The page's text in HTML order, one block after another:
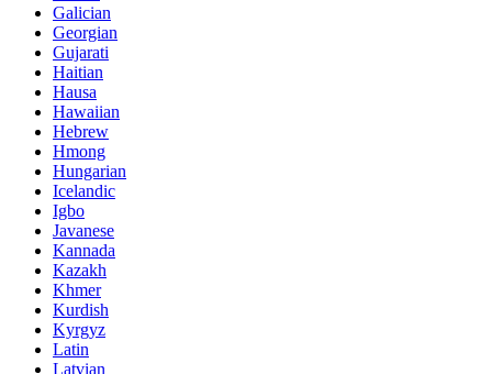
Galician
Georgian
Gujarati
Haitian
Hausa
Hawaiian
Hebrew
Hmong
Hungarian
Icelandic
Igbo
Javanese
Kannada
Kazakh
Khmer
Kurdish
Kyrgyz
Latin
Latvian